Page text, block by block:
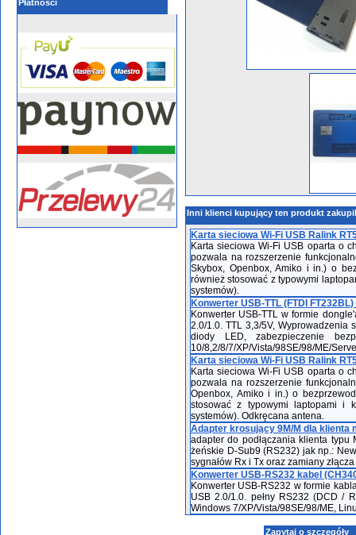
Płatności
Inni klienci kupujący ten produkt
Karta sieciowa Wi-Fi USB Ralink
Karta sieciowa Wi-Fi USB oparta o
pozwala na rozszerzenie
Skybox, Openbox, Amiko i in.) o
również stosować z typowymi
systemów).
Konwerter USB-TTL (FTDI FT232BL)
Konwerter USB-TTL w formie
2.0/1.0. TTL 3,3/5V, Wyprowadzenia
diody LED, zabezpieczenie
10/8,2/8/7/XP/Vista/98SE/98/ME/
Karta sieciowa Wi-Fi USB Ralink
Karta sieciowa Wi-Fi USB oparta o
pozwala na rozszerzenie
Openbox, Amiko i in.) o
stosować z typowymi laptopami i
systemów). Odkręcana antena.
Adapter krosujący 9M/M dla klienta
adapter do podłączania klienta
żeńskie D-Sub9 (RS232) jak np.:
sygnałów Rx i Tx oraz zamiany
Konwerter USB-RS232 kabel
Konwerter USB-RS232 w formie
USB 2.0/1.0. pełny RS232 (DCD /
Windows 7/XP/Vista/98SE/98/ME,
Zapytaj o szczegóły